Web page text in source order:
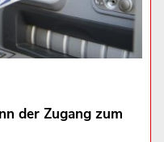
der Zugang zum